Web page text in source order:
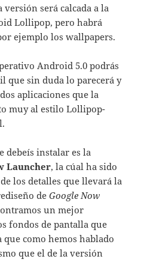
será calcada a la
Lollipop, pero habrá
ejemplo los wallpapers.
Android 5.0 podrás
que sin duda lo parecerá y
aplicaciones que la
muy al estilo Lollipop-
debeís instalar es la
Launcher, la cúal ha sido
los detalles que llevará la
deGoogle Now
un mejor
fondos de pantalla que
como hemos hablado
que el de la versión